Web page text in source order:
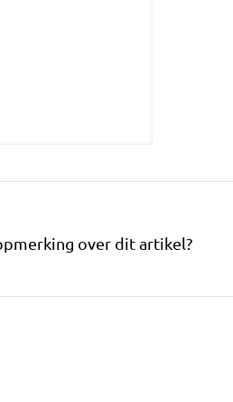
over dit artikel?